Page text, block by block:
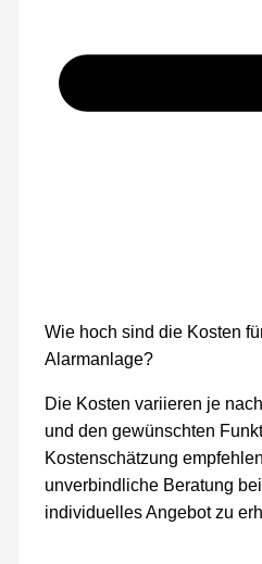
Wie hoch sind die Kosten
Alarmanlage?
Die Kosten variieren je
und den gewünschten
Kostenschätzung
unverbindliche Beratung
individuelles Angebot zu